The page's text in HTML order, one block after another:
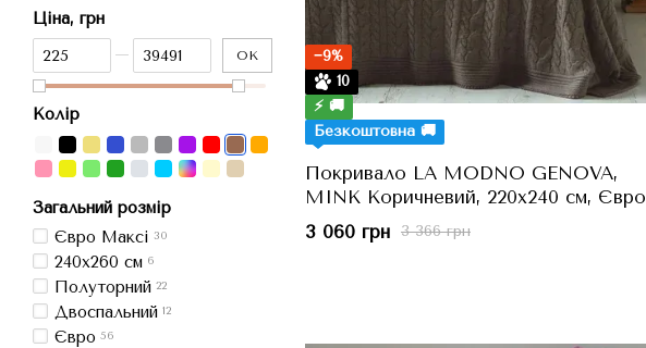
−9%
10
⚡ 🚚
Безкоштовна 🚚
Покривало LA MODNO GENOVA,
MINK Коричневий, 220x240 см, Євро
3 366 грн
3 060 грн
Ціна, грн
Від Ціна, грн
До Ціна, грн ОК
Колір
Загальний розмір
Євро Максі 30
240x260 см 6
Полуторний 22
Двоспальний 12
Євро 56